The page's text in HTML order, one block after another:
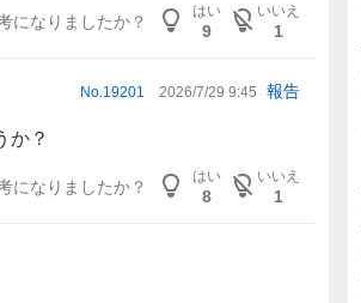
になりましたか？
はい
9
いいえ
1
No. 19201 2026/7/29 9:45 報告
か？
になりましたか？
はい
8
いいえ
1